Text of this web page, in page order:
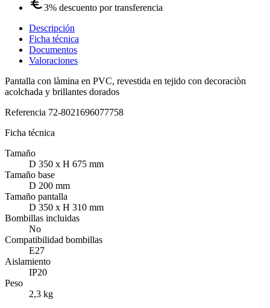
3% descuento por transferencia
Descripción
Ficha técnica
Documentos
Valoraciones
Pantalla con làmina en PVC, revestida en tejido con decoraciòn
acolchada y brillantes dorados
Referencia 72-8021696077758
Ficha técnica
Tamaño
D 350 x H 675 mm
Tamaño base
D 200 mm
Tamaño pantalla
D 350 x H 310 mm
Bombillas incluidas
No
Compatibilidad bombillas
E27
Aislamiento
IP20
Peso
2,3 kg